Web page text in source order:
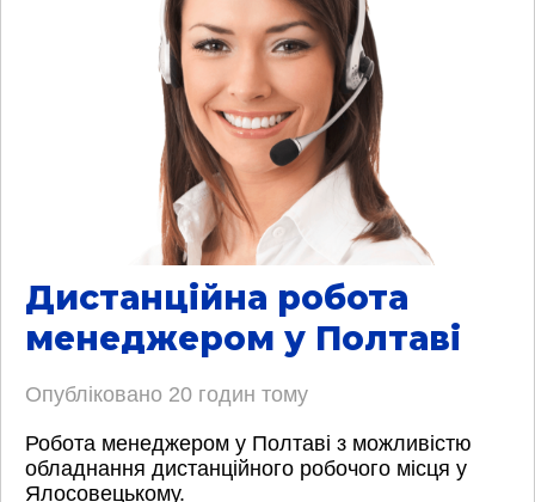
Дистанційна робота
менеджером у Полтаві
Опубліковано 20 годин тому
Робота менеджером у Полтаві з можливістю
обладнання дистанційного робочого місця у
Ялосовецькому.